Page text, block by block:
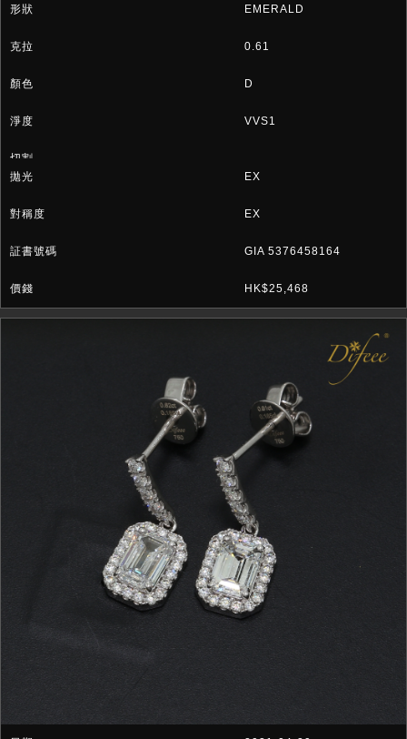
EMERALD
0.61
D
VVS1
EX
EX
GIA 5376458164
HK$25,468